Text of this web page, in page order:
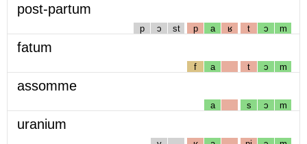
post-partum
p ɔ st p a ʁ t ɔ m
fatum
f a t ɔ m
assomme
a s ɔ m
uranium